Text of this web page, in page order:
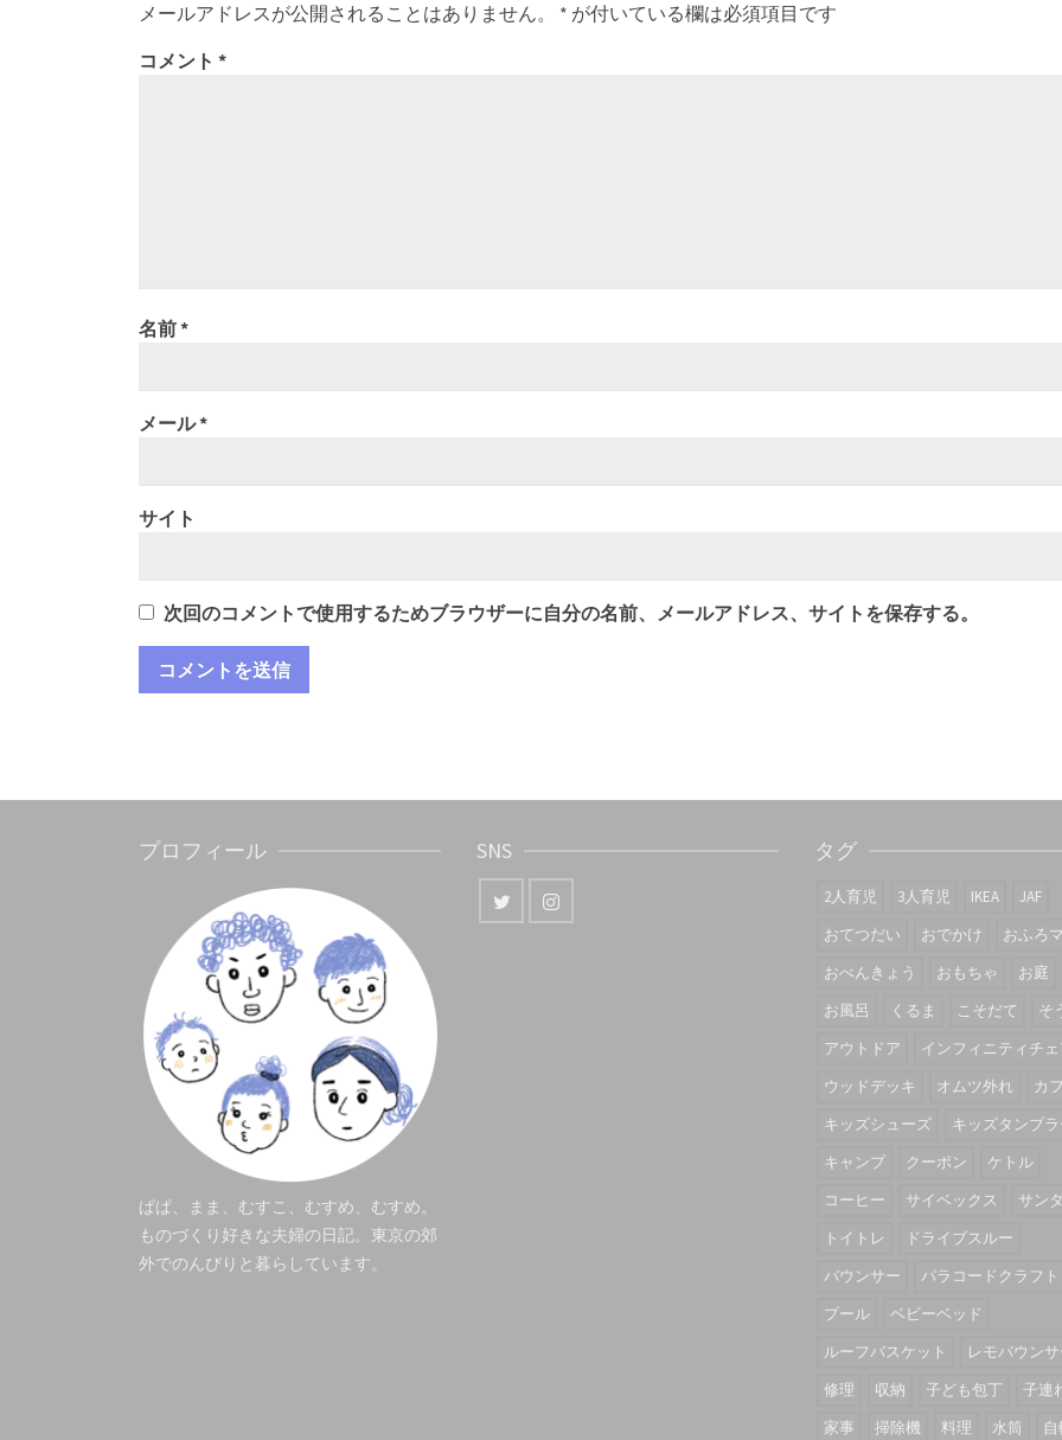
メールアドレスが公開されることはありません。 * が付いている欄は必須項目です
コメント *
名前*
メール*
サイト
次回のコメントで使用するためブラウザーに自分の名前、メールアドレス、サイトを保存する。
プロフィール
ぱぱ、まま、むすこ、むすめ、むすめ。
ものづくり好きな夫婦の日記。東京の郊
外でのんびりと暮らしています。
SNS タグ
2人育児 3人育児 IKEA
JAF
おてつだい
おでかけ
おふろ
おべんきょう
おもちゃ
お庭
お風呂
くるま こそだて
そ
アウトドア
インフィニティチ
ウッドデッキ
オムツ外れ
カ
キッズシューズ
キッズタンブ
キャンプ
クーポン
ケトル
コーヒー
サイベックス
サン
トイトレ
ドライブスルー
バウンサー
パラコードクラフト
プール
ベビーベッド
ルーフバスケット
レモバウン
修理
収納 子ども包丁
子連
家事
掃除機 料理 水筒